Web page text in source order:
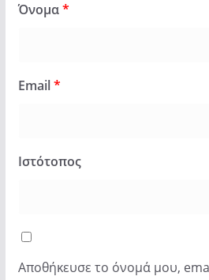
Όνομα*
Email*
Ιστότοπος
Αποθήκευσε το όνομά μου,